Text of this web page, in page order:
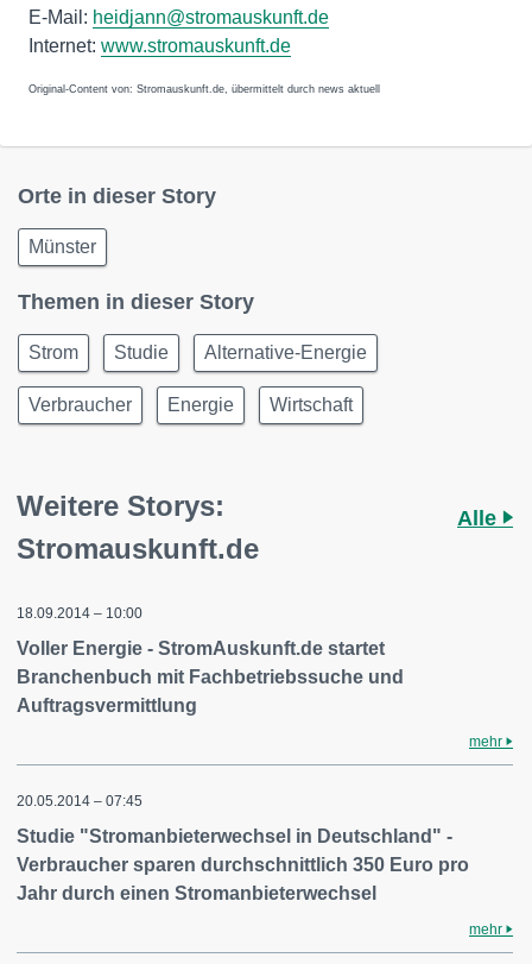
E-Mail: heidjann@stromauskunft.de
Internet: www.stromauskunft.de
Original-Content von: Stromauskunft.de, übermittelt durch news aktuell
Orte in dieser Story
Münster
Themen in dieser Story
Strom Studie Alternative-Energie
Verbraucher Energie Wirtschaft
Weitere Storys:
Stromauskunft.de
Alle
18.09.2014 – 10:00
Voller Energie - StromAuskunft.de startet
Branchenbuch mit Fachbetriebssuche und
Auftragsvermittlung
mehr
20.05.2014 – 07:45
Studie "Stromanbieterwechsel in Deutschland" -
Verbraucher sparen durchschnittlich 350 Euro pro
Jahr durch einen Stromanbieterwechsel
mehr